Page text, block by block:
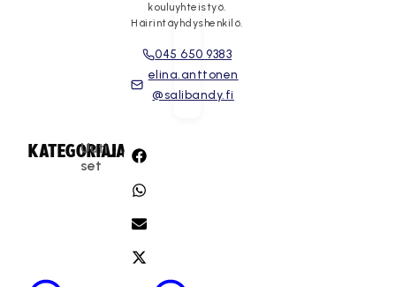
kouluyhteistyö.
Häirintäyhdyshenkilö.
045 650 9383
elina.anttonen
@salibandy.fi
KATEGORIA:
Uuti
set
JAA: